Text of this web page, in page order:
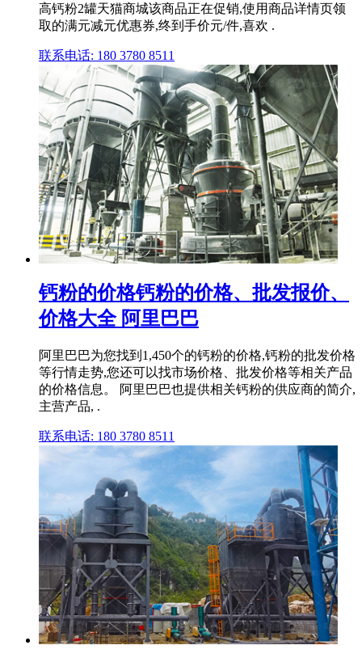
高钙粉2罐天猫商城该商品正在促销,使用商品详情页领
取的满元减元优惠券,终到手价元/件,喜欢 .
联系电话: 180 3780 8511
钙粉的价格钙粉的价格、批发报价、
价格大全 阿里巴巴
阿里巴巴为您找到1,450个的钙粉的价格,钙粉的批发价格
等行情走势,您还可以找市场价格、批发价格等相关产品
的价格信息。 阿里巴巴也提供相关钙粉的供应商的简介,
主营产品, .
联系电话: 180 3780 8511